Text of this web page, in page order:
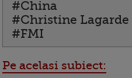
#China
#Christine Lagarde
#FMI
Pe acelasi subiect: